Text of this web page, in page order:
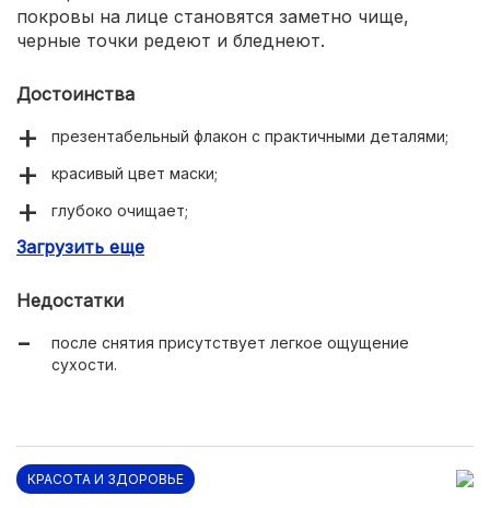
покровы на лице становятся заметно чище,
черные точки редеют и бледнеют.
Достоинства
презентабельный флакон с практичными деталями;
красивый цвет маски;
глубоко очищает;
сужает расширенные поры;
Загрузить еще
Недостатки
после снятия присутствует легкое ощущение
сухости.
КРАСОТА И ЗДОРОВЬЕ